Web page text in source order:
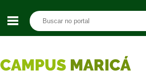
CAMPUS MARICÁ